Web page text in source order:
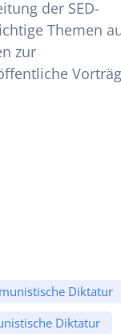
der SED-
Themen
zur
Diktatur
Diktatur